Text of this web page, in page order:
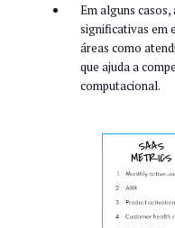
Em alguns
significativas em
áreas como
que ajuda a
computacional.